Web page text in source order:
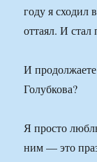
году я сходил
оттаял. И
И
Голубкова?
Я просто
ним — это